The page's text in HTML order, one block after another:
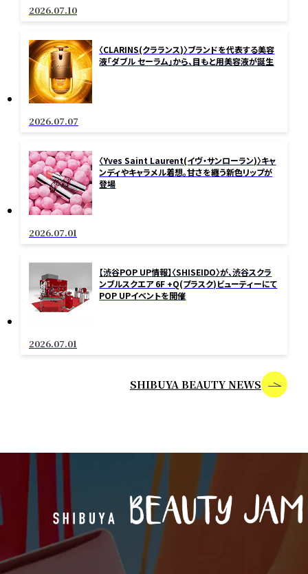
2026.07.10
〈CLARINS(クラランス)〉ブランドを代表する美容
液「ダブル セーラム」から、目もと用美容液が誕生
2026.07.07
〈Yves Saint Laurent(イヴ・サンローラン)〉キャ
ンディやキャラメル着想。甘さを纏う新色リップが
登場
2026.07.01
【渋谷POP UP情報】〈SHISEIDO〉が、渋谷スクラ
ンブルスクエア 6F +Q(プラスク)ビューティーにて
POP UPイベントを開催
2026.07.01
SHIBUYA BEAUTY NEWS